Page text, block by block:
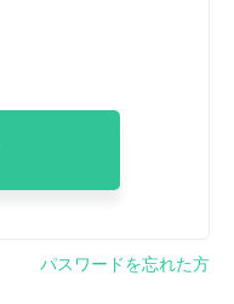
パスワードを忘れた方